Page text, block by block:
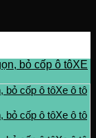
XE
Xe ô tô
Xe ô tô